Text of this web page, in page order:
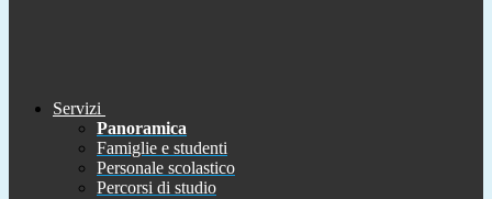
Servizi
Panoramica
Famiglie e studenti
Personale scolastico
Percorsi di studio